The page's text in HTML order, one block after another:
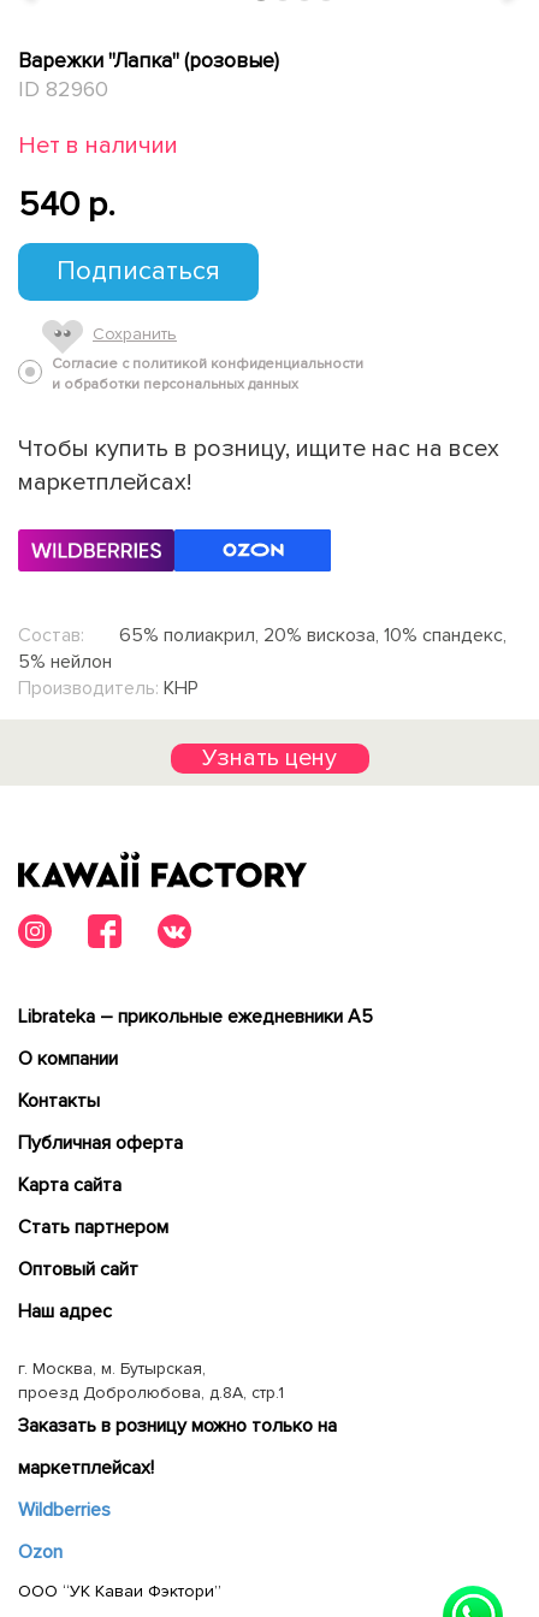
Варежки "Лапка" (розовые)
ID 82960
Нет в наличии
540 p.
Подписаться
Сохранить
Согласие с политикой конфиденциальности
и обработки персональных данных
Чтобы купить в розницу, ищите нас на всех
маркетплейсах!
Состав:
65% полиакрил, 20% вискоза, 10% спандекс,
5% нейлон
Производитель: КНР
Узнать цену
Librateka – прикольные ежедневники А5
О компании
Контакты
Публичная оферта
Карта сайта
Cтать партнером
Оптовый сайт
Наш адрес
г. Москва, м. Бутырская,
проезд Добролюбова, д.8А, стр.1
Заказать в розницу можно только на
маркетплейсах!
Wildberries
Ozon
ООО “УК Каваи Фэктори”